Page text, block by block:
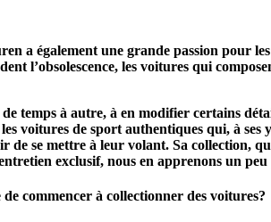
a également une grande passion pour
l’obsolescence, les voitures qui
de temps à autre, à en modifier certains
voitures de sport authentiques qui, à ses
de se mettre à leur volant. Sa collection,
exclusif, nous en apprenons un
commencer à collectionner des voitures?